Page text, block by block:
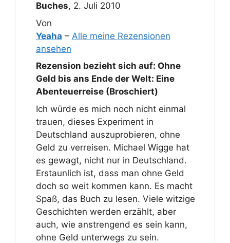
Buches, 2. Juli 2010
Von
Yeaha – Alle meine Rezensionen
ansehen
Rezension bezieht sich auf: Ohne
Geld bis ans Ende der Welt: Eine
Abenteuerreise (Broschiert)
Ich würde es mich noch nicht einmal
trauen, dieses Experiment in
Deutschland auszuprobieren, ohne
Geld zu verreisen. Michael Wigge hat
es gewagt, nicht nur in Deutschland.
Erstaunlich ist, dass man ohne Geld
doch so weit kommen kann. Es macht
Spaß, das Buch zu lesen. Viele witzige
Geschichten werden erzählt, aber
auch, wie anstrengend es sein kann,
ohne Geld unterwegs zu sein.